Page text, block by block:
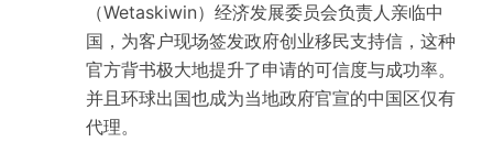
（Wetaskiwin）经济发展委员会负责人亲临中
国，为客户现场签发政府创业移民支持信，这种
官方背书极大地提升了申请的可信度与成功率。
并且环球出国也成为当地政府官宣的中国区仅有
代理。